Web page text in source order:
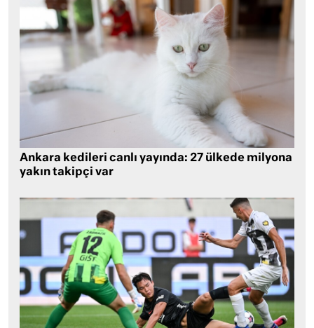
Ankara kedileri canlı yayında: 27 ülkede milyona
yakın takipçi var